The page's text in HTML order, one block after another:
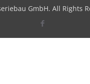
GmbH. All Rights